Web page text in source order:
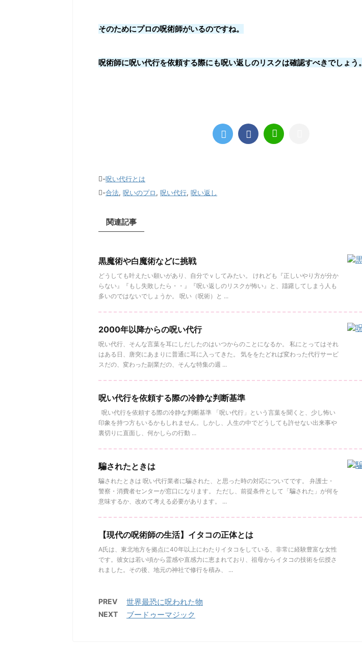
そのためにプロの呪術師がいるのですね。
呪術師に呪い代行を依頼する際にも呪い返しのリスクは確認すべきでしょう。
-呪い代行とは
-合法, 呪いのプロ, 呪い代行, 呪い返し
関連記事
黒魔術や白魔術などに挑戦
どうしても叶えたい願いがあり、自分でｖしてみたい。 けれども『正しいやり方が分か
らない』『もし失敗したら・・』『呪い返しのリスクが怖い』と、躊躇してしまう人も
多いのではないでしょうか。 呪い（呪術）と ...
2000年以降からの呪い代行
呪い代行、そんな言葉を耳にしだしたのはいつからのことになるか。 私にとってはそれ
はある日、唐突にあまりに普通に耳に入ってきた。 気ををたどれば変わった代行サービ
スだの、変わった副業だの、そんな特集の週 ...
呪い代行を依頼する際の冷静な判断基準
呪い代行を依頼する際の冷静な判断基準 「呪い代行」という言葉を聞くと、少し怖い
印象を持つ方もいるかもしれません。しかし、人生の中でどうしても許せない出来事や
裏切りに直面し、何かしらの行動 ...
騙されたときは
騙されたときは 呪い代行業者に騙された、と思った時の対応についてです。 弁護士・
警察・消費者センターが窓口になります。 ただし、前提条件として「騙された」が何を
意味するか、改めて考える必要があります。 ...
【現代の呪術師の生活】イタコの正体とは
A氏は、東北地方を拠点に40年以上にわたりイタコをしている、非常に経験豊富な女性
です。彼女は若い頃から霊感や直感力に恵まれており、祖母からイタコの技術を伝授さ
れました。その後、地元の神社で修行を積み、 ...
PREV 世界最恐に呪われた物
NEXT ブードゥーマジック